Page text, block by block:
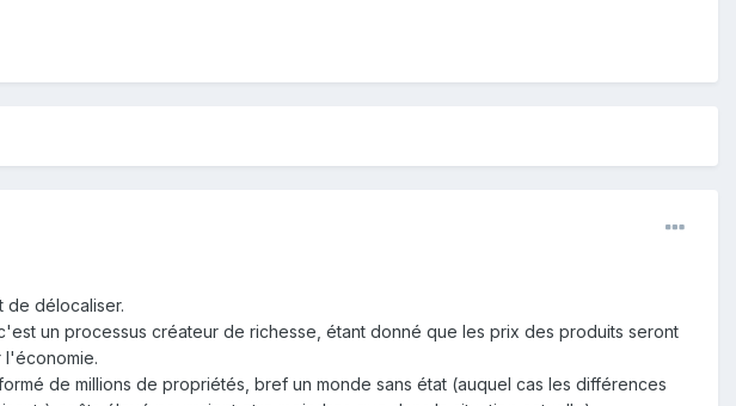
de délocaliser.
un processus créateur de richesse, étant donné que les prix des produits seront
l'économie.
de millions de propriétés, bref un monde sans état (auquel cas les différences